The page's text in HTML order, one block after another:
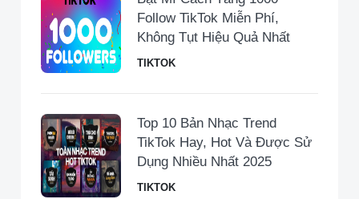
Follow TikTok Miễn Phí,
Không Tụt Hiệu Quả Nhất
TIKTOK
Top 10 Bản Nhạc Trend
TikTok Hay, Hot Và Được Sử
Dụng Nhiều Nhất 2025
TIKTOK